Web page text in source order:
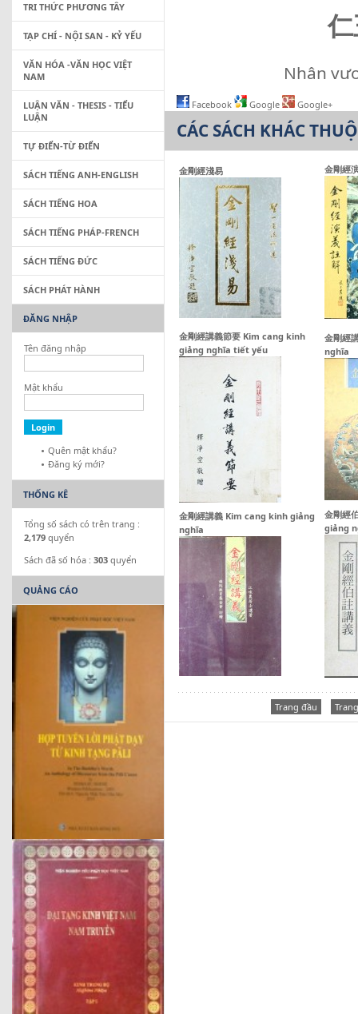
Nhân
Facebook Google Google+
CÁC SÁCH KHÁC
金剛經淺易 金剛經
金剛經講義節要 Kim cang kinh
giảng nghĩa tiết yếu
金剛經
nghĩa
金剛經講義 Kim cang kinh giảng
nghĩa
金剛經
giảng
Trang đầu
TRI THỨC PHƯƠNG TÂY
TẠP CHÍ - NỘI SAN - KỶ YẾU
VĂN HÓA -VĂN HỌC VIỆT
NAM
LUẬN VĂN - THESIS - TIỂU
LUẬN
TỰ ĐIỂN-TỪ ĐIỂN
SÁCH TIẾNG ANH-ENGLISH
SÁCH TIẾNG HOA
SÁCH TIẾNG PHÁP-FRENCH
SÁCH TIẾNG ĐỨC
SÁCH PHÁT HÀNH
ĐĂNG NHẬP
Tên đăng nhập
Mật khẩu
Quên mật khẩu?
Đăng ký mới?
THỐNG KÊ
Tổng số sách có trên trang :
2,179 quyển
Sách đã số hóa : 303 quyển
QUẢNG CÁO